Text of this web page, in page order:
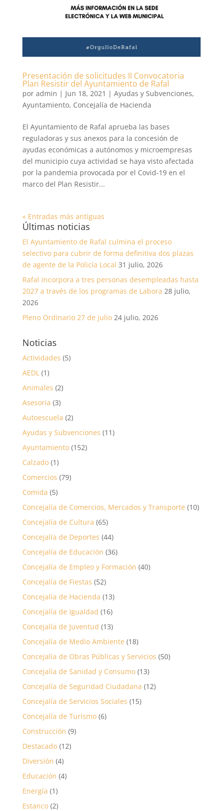
Presentación de solicitudes II Convocatoria
Plan Resistir del Ayuntamiento de Rafal
por admin | Jun 18, 2021 | Ayudas y Subvenciones,
Ayuntamiento, Concejalía de Hacienda
El Ayuntamiento de Rafal aprueba las bases
reguladoras y sus anexos para la concesión de
ayudas económicas a autónomos y microempresas
del municipio cuya actividad se haya visto afectada
por la pandemia provocada por el Covid-19 en el
marco del Plan Resistir...
« Entradas más antiguas
Últimas noticias
El Ayuntamiento de Rafal culmina el proceso
selectivo para cubrir de forma definitiva dos plazas
de agente de la Policía Local 31 julio, 2026
Rafal incorpora a tres personas desempleadas hasta
2027 a través de los programas de Labora 28 julio,
2026
Pleno Ordinario 27 de julio 24 julio, 2026
Noticias
Actividades (5)
AEDL(1)
Animales (2)
Asesoría (3)
Autoescuela (2)
Ayudas y Subvenciones (11)
Ayuntamiento(152)
Calzado(1)
Comercios (79)
Comida (5)
Concejalía de Comercios, Mercados y Transporte (10)
Concejalía de Cultura (65)
Concejalía de Deportes (44)
Concejalía de Educación (36)
Concejalía de Empleo y Formación (40)
Concejalía de Fiestas (52)
Concejalía de Hacienda (13)
Concejalía de Igualdad (16)
Concejalía de Juventud (13)
Concejalía de Medio Ambiente (18)
Concejalía de Obras Públicas y Servicios (50)
Concejalía de Sanidad y Consumo(13)
Concejalía de Seguridad Ciudadana (12)
Concejalía de Servicios Sociales (15)
Concejalía de Turismo(6)
Construcción (9)
Destacado(12)
Diversión (4)
Educación (4)
Energía (1)
Estanco(2)